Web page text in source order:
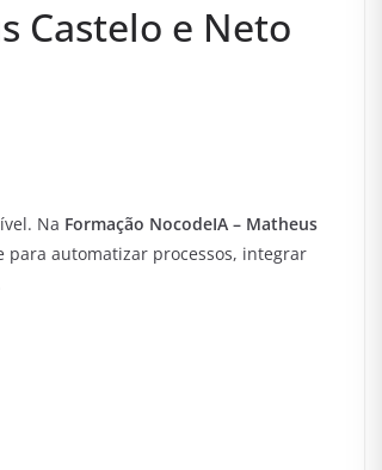
Castelo e Neto
Na Formação NocodeIA – Matheus
automatizar processos, integrar